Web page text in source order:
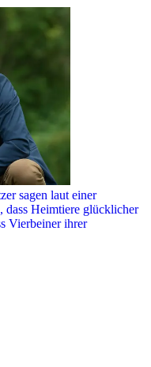
sagen laut einer
dass Heimtiere glücklicher
Vierbeiner ihrer